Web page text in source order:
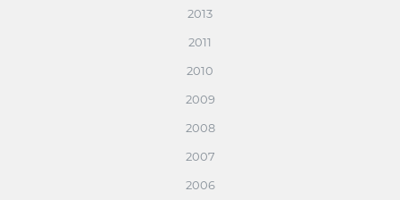
2013
2011
2010
2009
2008
2007
2006